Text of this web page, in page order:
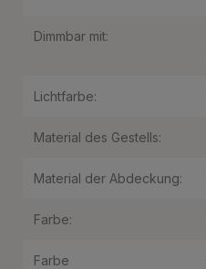
Dimmbar mit:
Lichtfarbe:
Material des Gestells:
Material der Abdeckung:
Farbe:
Farbe